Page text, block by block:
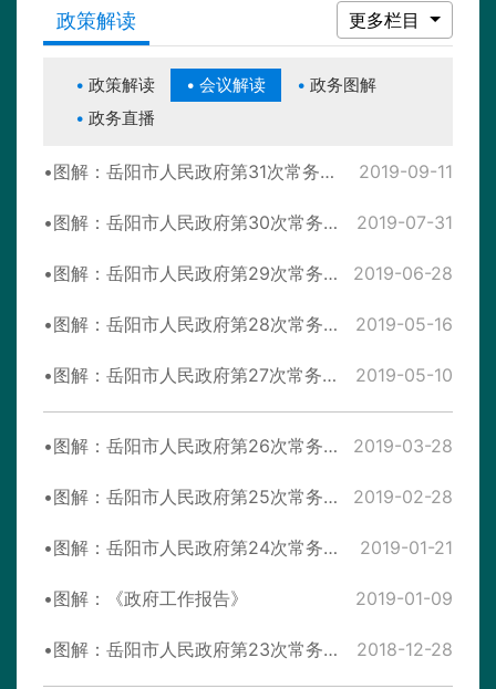
政策解读 更多栏目
政策解读 会议解读
政务图解
政务直播
图解：岳阳市人民政府第31次常务会议 2019-09-11
图解：岳阳市人民政府第30次常务会议 2019-07-31
图解：岳阳市人民政府第29次常务会议 2019-06-28
图解：岳阳市人民政府第28次常务会议 2019-05-16
图解：岳阳市人民政府第27次常务会议 2019-05-10
图解：岳阳市人民政府第26次常务会议 2019-03-28
图解：岳阳市人民政府第25次常务会议 2019-02-28
图解：岳阳市人民政府第24次常务会议 2019-01-21
图解：《政府工作报告》 2019-01-09
图解：岳阳市人民政府第23次常务会议 2018-12-28